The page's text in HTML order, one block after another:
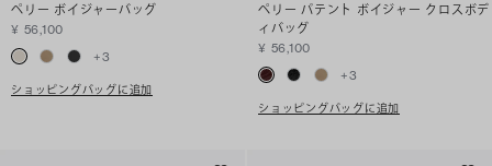
ペリー ボイジャーバッグ
¥ 56,100
+3
ショッピングバッグに追加
ペリー パテント ボイジャー クロスボデ
ィバッグ
¥ 56,100
+3
ショッピングバッグに追加